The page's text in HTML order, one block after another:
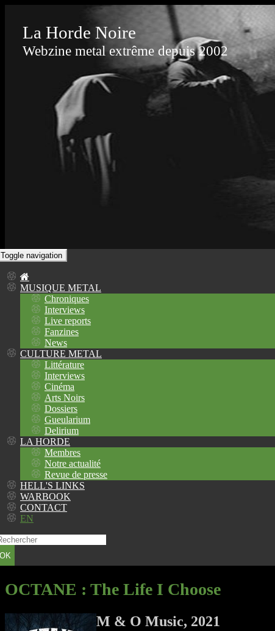
La Horde Noire
Webzine metal extrême depuis 2002
Toggle navigation
MUSIQUE METAL
Chroniques
Interviews
Live reports
Fanzines
News
CULTURE METAL
Littérature
Interviews
Cinéma
Arts Noirs
Dossiers
Gueularium
Delirium
LA HORDE
Membres
Notre actualité
Revue de presse
HELL'S LINKS
WARBOOK
CONTACT
EN
OK
OCTANE : The Life I Choose
M & O Music, 2021